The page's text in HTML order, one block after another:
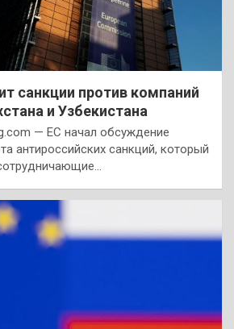
санкции против компаний
и Узбекистана
— ЕС начал обсуждение
антироссийских санкций, который